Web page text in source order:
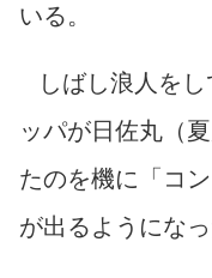
いる。
しばし浪人を
ッパが日佐丸（
たのを機に「コ
が出るようになっ